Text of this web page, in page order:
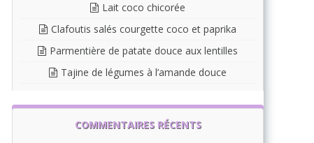
Lait coco chicorée
Clafoutis salés courgette coco et paprika
Parmentière de patate douce aux lentilles
Tajine de légumes à l’amande douce
COMMENTAIRES RÉCENTS